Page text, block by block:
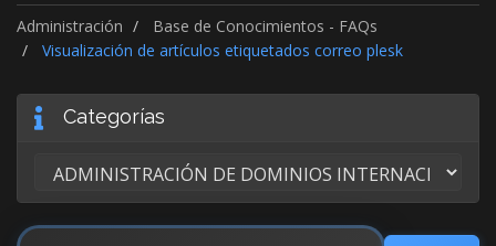
Administración
Base de Conocimientos - FAQs
Visualización de artículos etiquetados correo plesk
Categorías